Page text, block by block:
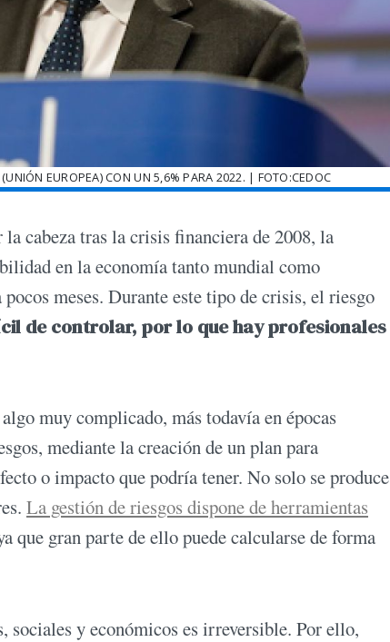
EUROPEA) CON UN 5,6% PARA 2022. | FOTO:CEDOC
cabeza tras la crisis financiera de 2008, la
en la economía tanto mundial como
meses. Durante este tipo de crisis, el riesgo
de controlar, por lo que hay profesionales
muy complicado, más todavía en épocas
mediante la creación de un plan para
o impacto que podría tener. No solo se produce
La gestión de riesgos dispone de herramientas
que gran parte de ello puede calcularse de forma
sociales y económicos es irreversible. Por ello,